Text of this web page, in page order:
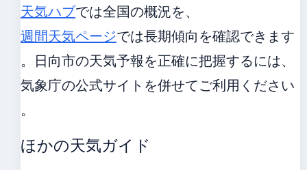
天気ハブでは全国の概況を、
週間天気ページでは長期傾向を確認できます
。日向市の天気予報を正確に把握するには、
気象庁の公式サイトを併せてご利用ください
。
ほかの天気ガイド